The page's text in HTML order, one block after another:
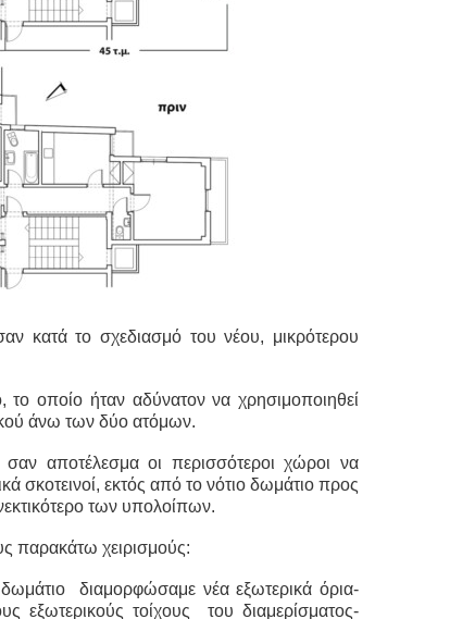
κατά το σχεδιασμό του νέου, μικρότερου
το οποίο ήταν αδύνατον να χρησιμοποιηθεί
άνω των δύο ατόμων.
αποτέλεσμα οι περισσότεροι χώροι να
σκοτεινοί, εκτός από το νότιο δωμάτιο προς
των υπολοίπων.
παρακάτω χειρισμούς:
διαμορφώσαμε νέα εξωτερικά όρια-
τοίχους του διαμερίσματος-